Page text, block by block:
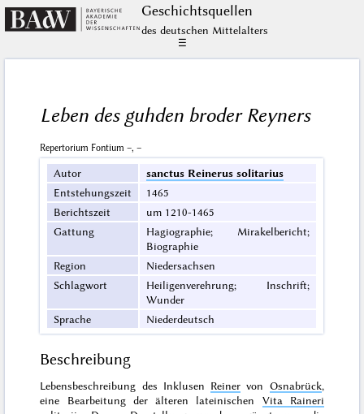
Geschichts­quellen
des deutschen Mittelalters
☰
Leben des guhden broder Reyners
Repertorium Fontium –, –
Autor
sanctus Reinerus solitarius
Entstehungszeit
1465
Berichtszeit
um 1210-1465
Gattung
Hagiographie; Mirakelbericht;
Biographie
Region
Niedersachsen
Schlagwort
Heiligenverehrung; Inschrift;
Wunder
Sprache
Niederdeutsch
Beschreibung
Lebensbeschreibung des Inklusen Reiner von Osnabrück,
eine Bearbeitung der älteren lateinischen Vita Raineri